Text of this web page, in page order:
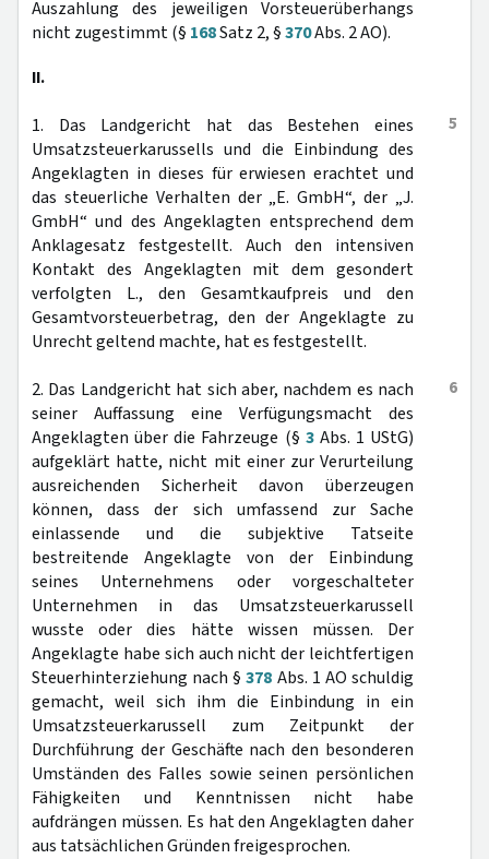
Auszahlung des jeweiligen Vorsteuerüberhangs
nicht zugestimmt (§ 168Satz 2, §370Abs. 2 AO).
II.
5
1. Das Landgericht hat das Bestehen eines
Umsatzsteuerkarussells und die Einbindung des
Angeklagten in dieses für erwiesen erachtet und
das steuerliche Verhalten der „E. GmbH“, der „J.
GmbH“ und des Angeklagten entsprechend dem
Anklagesatz festgestellt. Auch den intensiven
Kontakt des Angeklagten mit dem gesondert
verfolgten L., den Gesamtkaufpreis und den
Gesamtvorsteuerbetrag, den der Angeklagte zu
Unrecht geltend machte, hat es festgestellt.
6
2. Das Landgericht hat sich aber, nachdem es nach
seiner Auffassung eine Verfügungsmacht des
Angeklagten über die Fahrzeuge (§ 3Abs. 1 UStG)
aufgeklärt hatte, nicht mit einer zur Verurteilung
ausreichenden Sicherheit davon überzeugen
können, dass der sich umfassend zur Sache
einlassende und die subjektive Tatseite
bestreitende Angeklagte von der Einbindung
seines Unternehmens oder vorgeschalteter
Unternehmen in das Umsatzsteuerkarussell
wusste oder dies hätte wissen müssen. Der
Angeklagte habe sich auch nicht der leichtfertigen
Steuerhinterziehung nach §378 Abs. 1 AO schuldig
gemacht, weil sich ihm die Einbindung in ein
Umsatzsteuerkarussell zum Zeitpunkt der
Durchführung der Geschäfte nach den besonderen
Umständen des Falles sowie seinen persönlichen
Fähigkeiten und Kenntnissen nicht habe
aufdrängen müssen. Es hat den Angeklagten daher
aus tatsächlichen Gründen freigesprochen.